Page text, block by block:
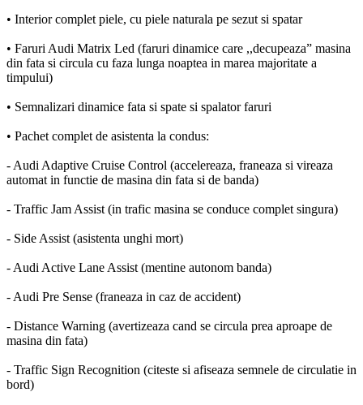
• Interior complet piele, cu piele naturala pe sezut si spatar
• Faruri Audi Matrix Led (faruri dinamice care ,,decupeaza” masina
din fata si circula cu faza lunga noaptea in marea majoritate a
timpului)
• Semnalizari dinamice fata si spate si spalator faruri
• Pachet complet de asistenta la condus:
- Audi Adaptive Cruise Control (accelereaza, franeaza si vireaza
automat in functie de masina din fata si de banda)
- Traffic Jam Assist (in trafic masina se conduce complet singura)
- Side Assist (asistenta unghi mort)
- Audi Active Lane Assist (mentine autonom banda)
- Audi Pre Sense (franeaza in caz de accident)
- Distance Warning (avertizeaza cand se circula prea aproape de
masina din fata)
- Traffic Sign Recognition (citeste si afiseaza semnele de circulatie in
bord)